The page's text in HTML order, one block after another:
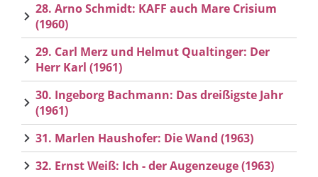
28. Arno Schmidt: KAFF auch Mare Crisium
(1960)
29. Carl Merz und Helmut Qualtinger: Der
Herr Karl (1961)
30. Ingeborg Bachmann: Das dreißigste Jahr
(1961)
31. Marlen Haushofer: Die Wand (1963)
32. Ernst Weiß: Ich - der Augenzeuge (1963)